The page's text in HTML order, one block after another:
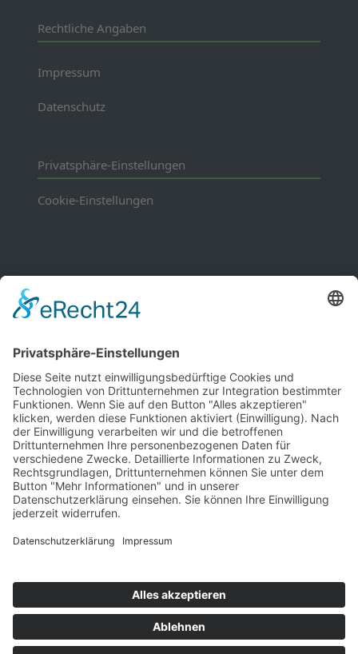
Rechtliche Angaben
Impressum
Datenschutz
Privatsphäre-Einstellungen
Cookie-Einstellungen
Mitgliedschaften